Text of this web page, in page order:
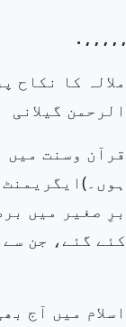
,
,
,
,
,
.
ملالہ کا نکاح
الرحمن گیلانی
قرآن وسنت میں
برِ صغیر میں
کئے گئے، جن
اسلام میں آج